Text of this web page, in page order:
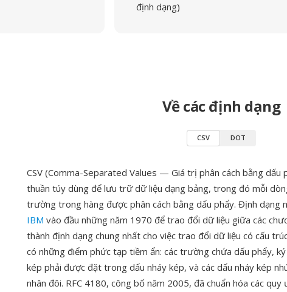
định dạng)
Về các định dạng
CSV DOT
CSV (Comma-Separated Values — Giá trị phân cách bằng dấu
thuần túy dùng để lưu trữ dữ liệu dạng bảng, trong đó mỗi
trường trong hàng được phân cách bằng dấu phẩy. Định dạng
IBM vào đầu những năm 1970 để trao đổi dữ liệu giữa các
thành định dạng chung nhất cho việc trao đổi dữ liệu có cấu
có những điểm phức tạp tiềm ẩn: các trường chứa dấu phẩy,
kép phải được đặt trong dấu nháy kép, và các dấu nháy kép
nhân đôi. RFC 4180, công bố năm 2005, đã chuẩn hóa các quy